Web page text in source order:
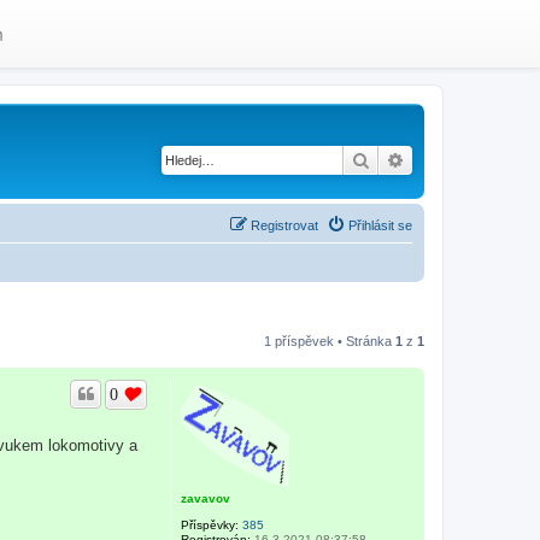
Hledat
Přihlásit se
Registrovat
1 příspěvek • Stránka 1 z 1
zavavov
Příspěvky: 385
0
lokomotivy a